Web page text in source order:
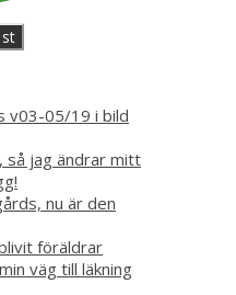
v03-05/19 i bild
så jag ändrar mitt
nu är den
föräldrar
väg till läkning